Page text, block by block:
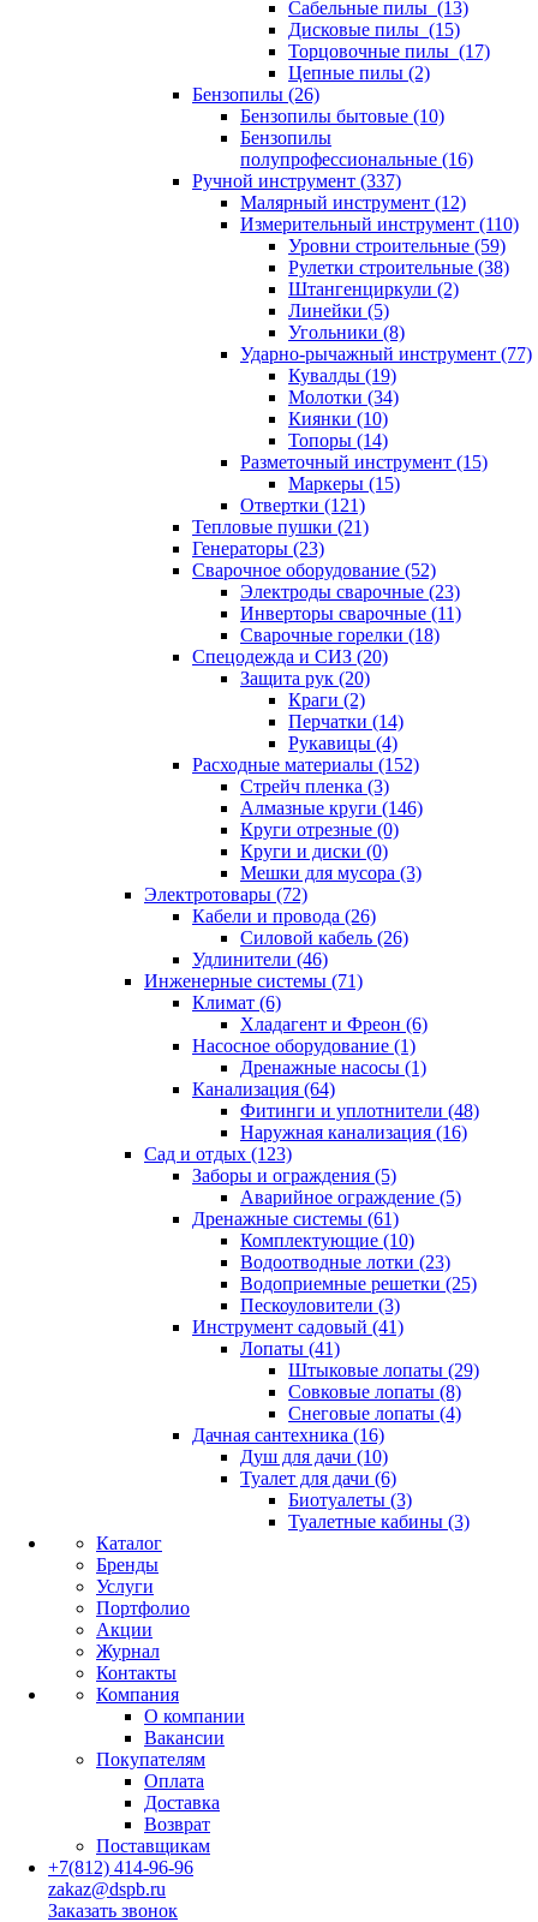
Сабельные пилы (13)
Дисковые пилы (15)
Торцовочные пилы (17)
Цепные пилы (2)
Бензопилы (26)
Бензопилы бытовые (10)
Бензопилы
полупрофессиональные (16)
Ручной инструмент (337)
Малярный инструмент (12)
Измерительный инструмент (110)
Уровни строительные (59)
Рулетки строительные (38)
Штангенциркули (2)
Линейки (5)
Угольники (8)
Ударно-рычажный инструмент (77)
Кувалды (19)
Молотки (34)
Киянки (10)
Топоры (14)
Разметочный инструмент (15)
Маркеры (15)
Отвертки (121)
Тепловые пушки (21)
Генераторы (23)
Сварочное оборудование (52)
Электроды сварочные (23)
Инверторы сварочные (11)
Сварочные горелки (18)
Спецодежда и СИЗ (20)
Защита рук (20)
Краги (2)
Перчатки (14)
Рукавицы (4)
Расходные материалы (152)
Стрейч пленка (3)
Алмазные круги (146)
Круги отрезные (0)
Круги и диски (0)
Мешки для мусора (3)
Электротовары (72)
Кабели и провода (26)
Силовой кабель (26)
Удлинители (46)
Инженерные системы (71)
Климат (6)
Хладагент и Фреон (6)
Насосное оборудование (1)
Дренажные насосы (1)
Канализация (64)
Фитинги и уплотнители (48)
Наружная канализация (16)
Сад и отдых (123)
Заборы и ограждения (5)
Аварийное ограждение (5)
Дренажные системы (61)
Комплектующие (10)
Водоотводные лотки (23)
Водоприемные решетки (25)
Пескоуловители (3)
Инструмент садовый (41)
Лопаты (41)
Штыковые лопаты (29)
Совковые лопаты (8)
Снеговые лопаты (4)
Дачная сантехника (16)
Душ для дачи (10)
Туалет для дачи (6)
Биотуалеты (3)
Туалетные кабины (3)
Каталог
Бренды
Услуги
Портфолио
Акции
Журнал
Контакты
Компания
О компании
Вакансии
Покупателям
Оплата
Доставка
Возврат
Поставщикам
+7(812) 414-96-96
zakaz@dspb.ru
Заказать звонок